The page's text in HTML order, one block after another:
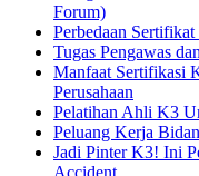
Forum)
Perbedaan
Tugas Pengawas
Manfaat Sertifikasi
Perusahaan
Pelatihan Ahli K3
Peluang Kerja
Jadi Pinter K3! Ini
Accident